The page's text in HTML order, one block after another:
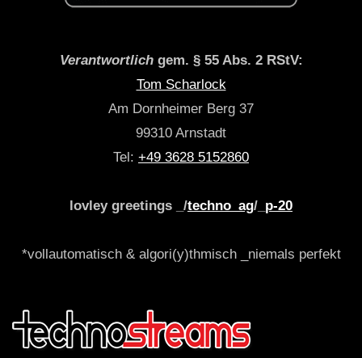
Verantwortlichgem. § 55 Abs. 2 RStV:
Tom Scharlock
Am Dornheimer Berg 37
99310 Arnstadt
Tel: +49 3628 5152860
lovley greetings _/techno_ag/_ p-20
*vollautomatisch & algori(y)thmisch _niemals perfekt